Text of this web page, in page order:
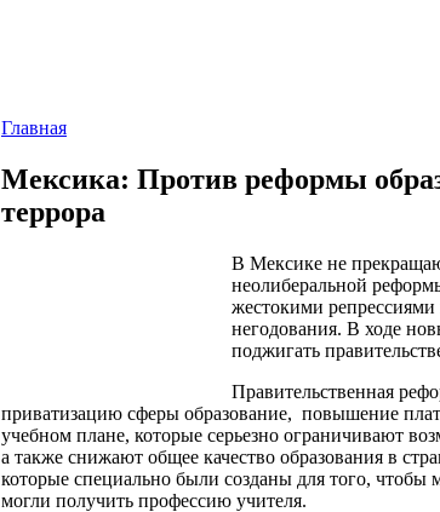
Главная
Мексика: Против реформы
террора
В Мексике не
неолиберальной
жестокими
негодования. В ходе
поджигать
Правительственная
приватизацию сферы образование, повышение
учебном плане, которые серьезно ограничивают
а также снижают общее качество образования в
которые специально были созданы для того,
могли получить профессию учителя.